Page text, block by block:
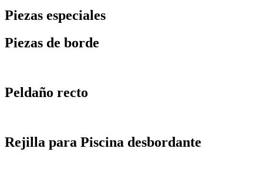
Piezas especiales
Piezas de borde
Peldaño recto
Rejilla para Piscina desbordante